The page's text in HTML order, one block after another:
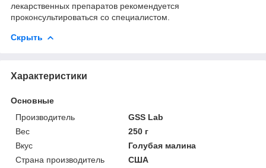
лекарственных препаратов рекомендуется
проконсультироваться со специалистом.
Скрыть
Характеристики
Основные
Производитель
GSS Lab
Вес
250 г
Вкус
Голубая малина
Страна производитель
США